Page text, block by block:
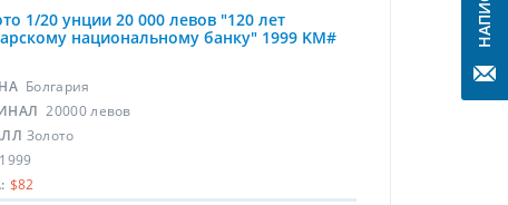
1/20 унции 20 000 левов "120 лет
национальному банку" 1999 KM#
Болгария
20000 левов
Золото
1999
$82